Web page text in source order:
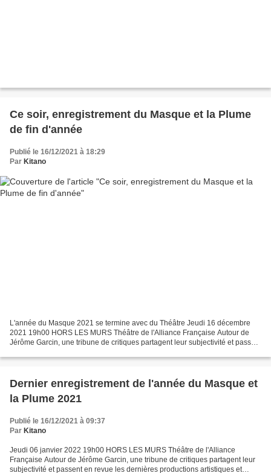
Ce soir, enregistrement du Masque et la Plume
de fin d'année
Publié le 16/12/2021 à 18:29
Par Kitano
L'année du Masque 2021 se termine avec du Théâtre Jeudi 16 décembre
2021 19h00 HORS LES MURS Théâtre de l'Alliance Française Autour de
Jérôme Garcin, une tribune de critiques partagent leur subjectivité et passent
Dernier enregistrement de l'année du Masque et
la Plume 2021
Publié le 16/12/2021 à 09:37
Par Kitano
Jeudi 06 janvier 2022 19h00 HORS LES MURS Théâtre de l'Alliance
Française Autour de Jérôme Garcin, une tribune de critiques partagent leur
subjectivité et passent en revue les dernières productions artistiques et